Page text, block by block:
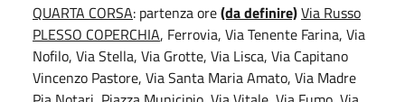
QUARTA CORSA: partenza ore(da definire)Via Russo
PLESSO COPERCHIA, Ferrovia, Via Tenente Farina, Via
Nofilo, Via Stella, Via Grotte, Via Lisca, Via Capitano
Vincenzo Pastore, Via Santa Maria Amato, Via Madre